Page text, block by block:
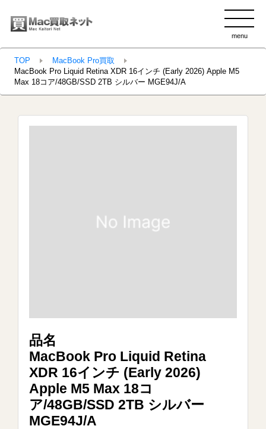
menu
TOP
MacBook Pro買取
MacBook Pro Liquid Retina XDR 16インチ (Early 2026) Apple M5
Max 18コア/48GB/SSD 2TB シルバー MGE94J/A
品名
MacBook Pro Liquid Retina
XDR 16インチ (Early 2026)
Apple M5 Max 18コ
ア/48GB/SSD 2TB シルバー
MGE94J/A